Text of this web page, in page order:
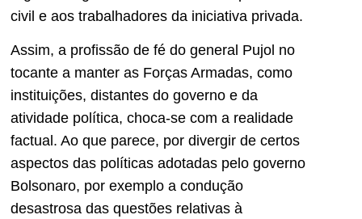
civil e aos trabalhadores da iniciativa privada.
Assim, a profissão de fé do general Pujol no
tocante a manter as Forças Armadas, como
instituições, distantes do governo e da
atividade política, choca-se com a realidade
factual. Ao que parece, por divergir de certos
aspectos das políticas adotadas pelo governo
Bolsonaro, por exemplo a condução
desastrosa das questões relativas à